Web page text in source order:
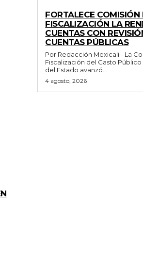
FORTALECE COMISIÓN
FISCALIZACIÓN LA
CUENTAS CON
CUENTAS PÚBLICAS
Por Redacción Mexicali.- La Comisión de
Fiscalización del Gasto
del Estado avanzó...
4 agosto, 2026